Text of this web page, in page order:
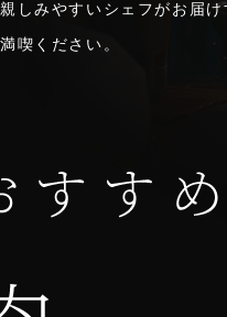
しみやすいシェフがお届け
喫ください。